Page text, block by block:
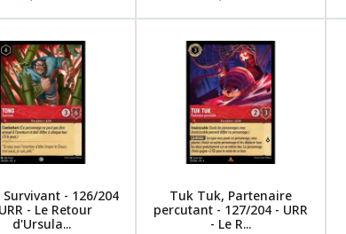
- 126/204
- Le Retour
d'Ursula...
Tuk Tuk, Partenaire
percutant - 127/204 - URR
- Le R...